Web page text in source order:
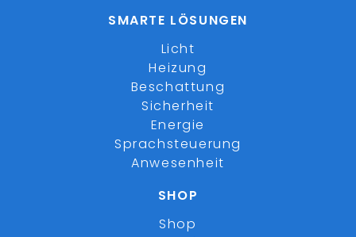
SMARTE LÖSUNGEN
Licht
Heizung
Beschattung
Sicherheit
Energie
Sprachsteuerung
Anwesenheit
SHOP
Shop